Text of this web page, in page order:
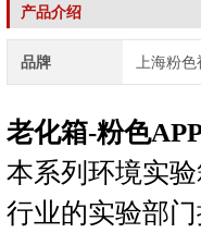
产品介绍
品牌 上海粉
老化箱-粉色
本系列环境实验
行业的实验部门